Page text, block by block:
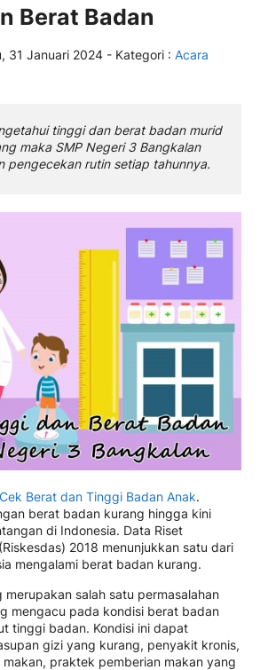
Berat Badan
31 Januari 2024 - Kategori : Acara
tinggi dan berat badan murid
maka SMP Negeri 3 Bangkalan
pengecekan rutin setiap tahunnya.
Berat dan Tinggi Badan Anak.
berat badan kurang hingga kini
di Indonesia. Data Riset
2018 menunjukkan satu dari
mengalami berat badan kurang.
merupakan salah satu permasalahan
mengacu pada kondisi berat badan
tinggi badan. Kondisi ini dapat
gizi yang kurang, penyakit kronis,
makan, praktek pemberian makan yang